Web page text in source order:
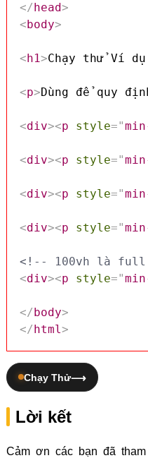
</head>
<body>
<h1>Chạy thử Ví
<p>Dùng để quy
<div><p style="
<div><p style="
<div><p style="
<div><p style="
<!-- 100vh là full
<div><p style="
</body>
</html>
Chạy Thử
Lời kết
Cảm ơn các bạn đã